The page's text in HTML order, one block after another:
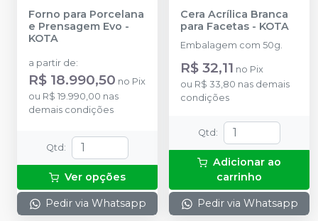
Forno para Porcelana
e Prensagem Evo -
KOTA
a partir de:
R$ 18.990,50 no Pix
ou R$ 19.990,00 nas
demais condições
Qtd :
Ver opções
Pedir via Whatsapp
Cera Acrílica Branca
para Facetas - KOTA
Embalagem com 50g.
R$ 32,11 no Pix
ou R$ 33,80 nas demais
condições
Qtd :
Adicionar ao
carrinho
Pedir via Whatsapp